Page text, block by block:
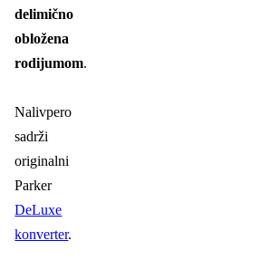
delimično
obložena
rodijumom.
Nalivpero
sadrži
originalni
Parker
DeLuxe
konverter.